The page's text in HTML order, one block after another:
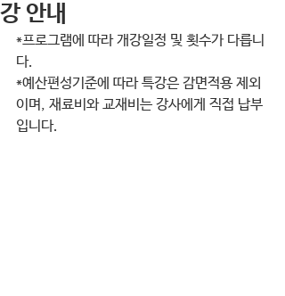
강 안내
*프로그램에 따라 개강일정 및 횟수가 다릅니
다.
*예산편성기준에 따라 특강은 감면적용 제외
이며, 재료비와 교재비는 강사에게 직접 납부
입니다.